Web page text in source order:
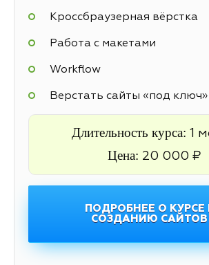
Кроссбраузерная вёрстка
Работа с макетами
Workflow
Верстать сайты «под ключ»
Длительность курса: 1
Цена: 20 000 ₽
ПОДРОБНЕЕ О КУРСЕ
СОЗДАНИЮ САЙТОВ